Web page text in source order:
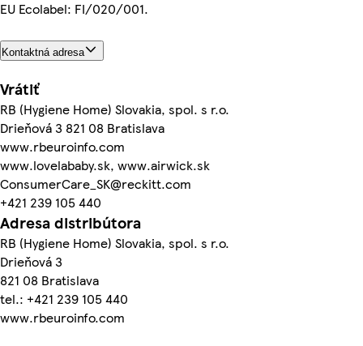
EU Ecolabel: FI/020/001.
Kontaktná adresa
Vrátiť
RB (Hygiene Home) Slovakia, spol. s r.o.
Drieňová 3 821 08 Bratislava
www.rbeuroinfo.com
www.lovelababy.sk, www.airwick.sk
ConsumerCare_SK@reckitt.com
+421 239 105 440
Adresa distribútora
RB (Hygiene Home) Slovakia, spol. s r.o.
Drieňová 3
821 08 Bratislava
tel.: +421 239 105 440
www.rbeuroinfo.com